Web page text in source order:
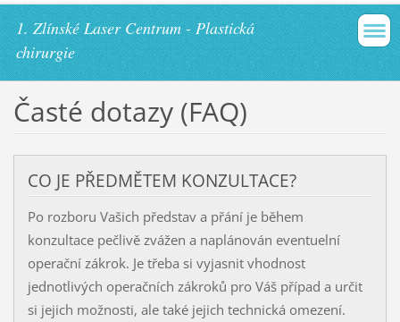
1. Zlínské Laser Centrum - Plastická
chirurgie
Časté dotazy (FAQ)
CO JE PŘEDMĚTEM KONZULTACE?
Po rozboru Vašich představ a přání je během
konzultace pečlivě zvážen a naplánován eventuelní
operační zákrok. Je třeba si vyjasnit vhodnost
jednotlivých operačních zákroků pro Váš případ a určit
si jejich možnosti, ale také jejich technická omezení.